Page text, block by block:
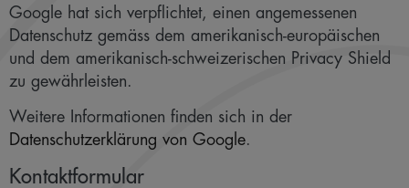
Google hat sich verpflichtet, einen angemessenen
Datenschutz gemäss dem amerikanisch-europäischen
und dem amerikanisch-schweizerischen Privacy Shield
zu gewährleisten.
Weitere Informationen finden sich in der
Datenschutzerklärung von Google.
Kontaktformular